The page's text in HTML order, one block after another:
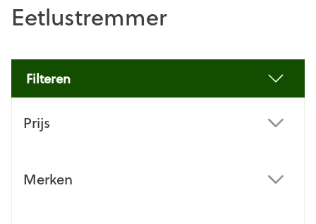
Eetlustremmer
Filteren
Prijs
Merken